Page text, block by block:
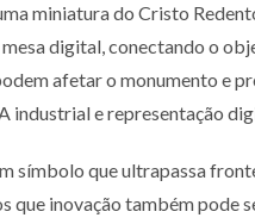
miniatura do Cristo
mesa digital, conectando o
afetar o monumento e
industrial e representação
símbolo que ultrapassa
que inovação também pode